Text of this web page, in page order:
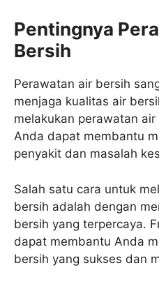
Pentingnya
Bersih
Perawatan air bersih
menjaga kualitas air
melakukan perawatan
Anda dapat membantu
penyakit dan masalah
Salah satu cara untuk
bersih adalah dengan
bersih yang terpercaya.
dapat membantu Anda
bersih yang sukses dan